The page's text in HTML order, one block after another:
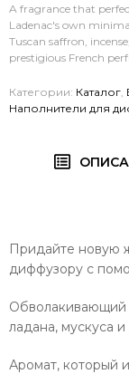
A fragrance that
Ladenac's own
Tuscan saffron,
prestigious French
Категории: Каталог
Наполнители для
Придайте новую
диффузору с
Обволакивающий
ладана, мускуса
Аромат, который